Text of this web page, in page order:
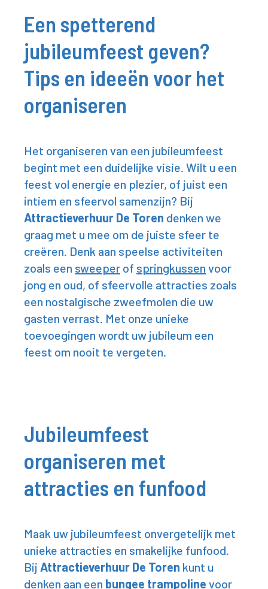
Een spetterend
jubileumfeest geven?
Tips en ideeën voor het
organiseren
Het organiseren van een jubileumfeest
begint met een duidelijke visie. Wilt u een
feest vol energie en plezier, of juist een
intiem en sfeervol samenzijn? Bij
Attractieverhuur De Toren denken we
graag met u mee om de juiste sfeer te
creëren. Denk aan speelse activiteiten
zoals een sweeper of springkussen voor
jong en oud, of sfeervolle attracties zoals
een nostalgische zweefmolen die uw
gasten verrast. Met onze unieke
toevoegingen wordt uw jubileum een
feest om nooit te vergeten.
Jubileumfeest
organiseren met
attracties en funfood
Maak uw jubileumfeest onvergetelijk met
unieke attracties en smakelijke funfood.
Bij Attractieverhuur De Toren kunt u
denken aan een bungee trampoline voor